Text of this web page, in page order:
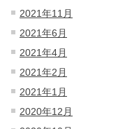
2021年11月
2021年6月
2021年4月
2021年2月
2021年1月
2020年12月